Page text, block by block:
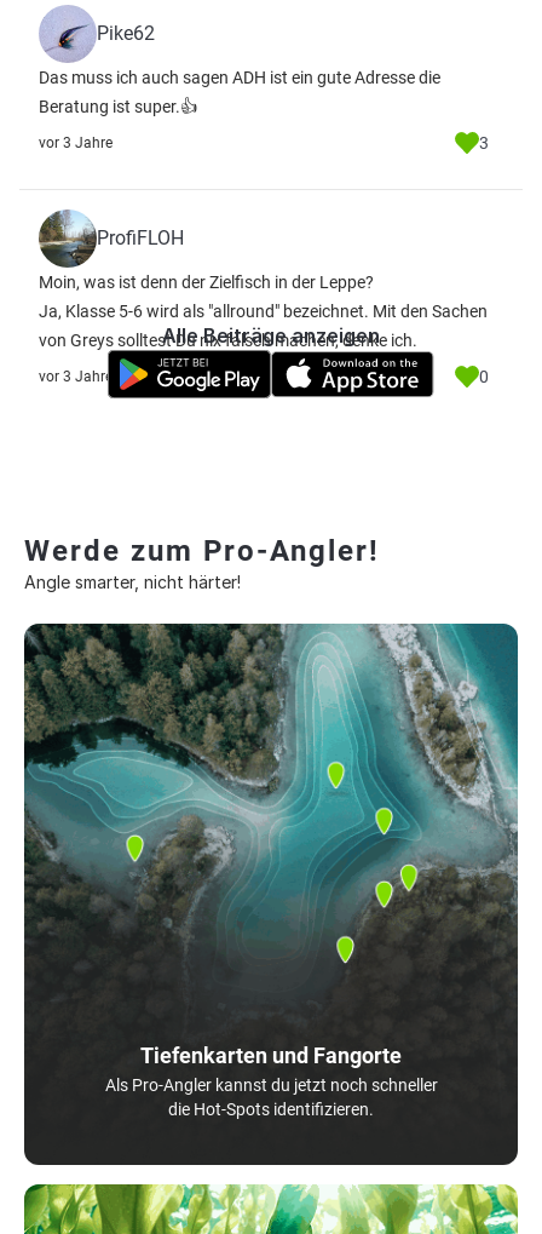
Pike62
Das muss ich auch sagen ADH ist ein gute Adresse die
Beratung ist super.👍
vor 3 Jahre 3
ProfiFLOH
Moin, was ist denn der Zielfisch in der Leppe?
Ja, Klasse 5-6 wird als "allround" bezeichnet. Mit den Sachen
von Greys solltest Du nix falsch machen, denke ich.
vor 3 Jahre 0
Alle Beiträge anzeigen
Werde zum Pro-Angler!
Angle smarter, nicht härter!
Tiefenkarten und Fangorte
Als Pro-Angler kannst du jetzt noch schneller
die Hot-Spots identifizieren.